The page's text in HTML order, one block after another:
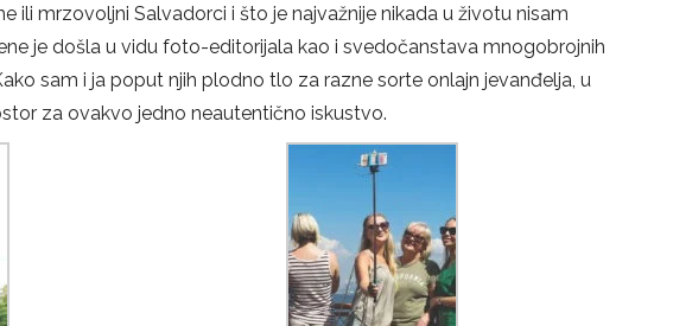
ili mrzovoljni Salvadorci i što je najvažnije nikada u životu nisam
je došla u vidu foto-editorijala kao i svedočanstava mnogobrojnih
sam i ja poput njih plodno tlo za razne sorte onlajn jevanđelja, u
za ovakvo jedno neautentično iskustvo.